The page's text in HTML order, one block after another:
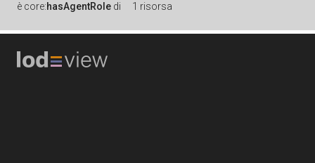
è core:hasAgentRole di 1 risorsa